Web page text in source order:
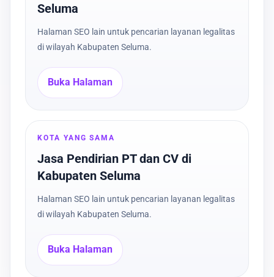
Seluma
Halaman SEO lain untuk pencarian layanan legalitas
di wilayah Kabupaten Seluma.
Buka Halaman
KOTA YANG SAMA
Jasa Pendirian PT dan CV di
Kabupaten Seluma
Halaman SEO lain untuk pencarian layanan legalitas
di wilayah Kabupaten Seluma.
Buka Halaman